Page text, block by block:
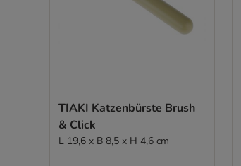
TIAKI Katzenbürste Brush
& Click
L 19,6 x B 8,5 x H 4,6 cm